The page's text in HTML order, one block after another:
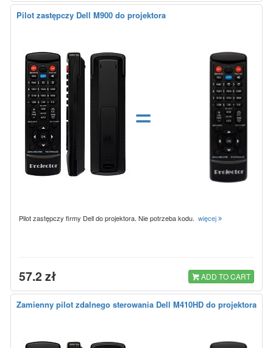
Pilot zastępczy Dell M900 do projektora
=
Pilot zastępczy firmy Dell do projektora. Nie potrzeba kodu. więcej
57.2 zł ADD TO CART
Zamienny pilot zdalnego sterowania Dell M410HD do projektora